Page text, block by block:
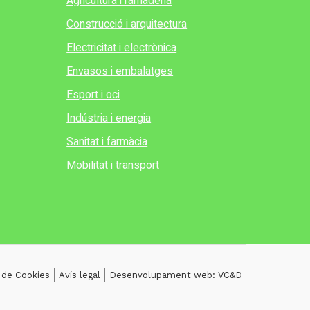
Construcció i arquitectura
Electricitat i electrònica
Envasos i embalatges
Esport i oci
Indústria i energia
Sanitat i farmàcia
Mobilitat i transport
Cookies Avís legal Desenvolupament web: VC&D